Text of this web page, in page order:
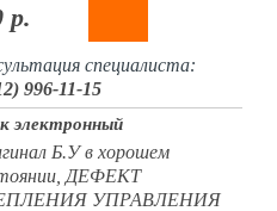
р.
специалиста:
996-11-15
электронный
Б.У в хорошем
ДЕФЕКТ
УПРАВЛЕНИЯ